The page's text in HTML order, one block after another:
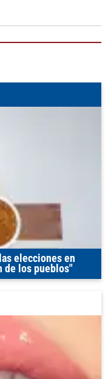
elecciones en
de los pueblos"